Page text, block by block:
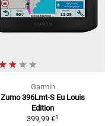
Garmin
Zumo 396Lmt-S Eu Louis
Edition
399,99 €1